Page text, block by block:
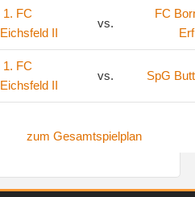
1. FC
Eichsfeld II
vs.
FC
1. FC
Eichsfeld II
vs. SpG
zum Gesamtspielplan